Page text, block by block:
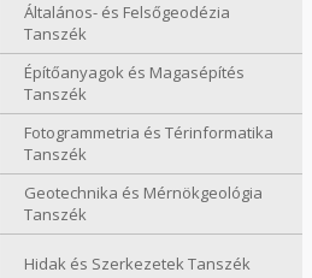
Általános- és Felsőgeodézia
Tanszék
Építőanyagok és Magasépítés
Tanszék
Fotogrammetria és Térinformatika
Tanszék
Geotechnika és Mérnökgeológia
Tanszék
Hidak és Szerkezetek Tanszék